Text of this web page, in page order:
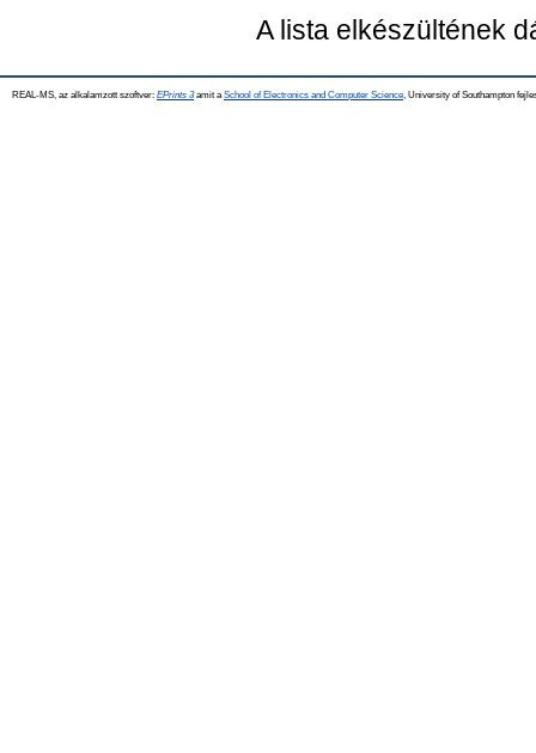
A lista elkészültének
REAL-MS, az alkalamzott szoftver: EPrints 3amit a School of Electronics and Computer Science , University of Southampton